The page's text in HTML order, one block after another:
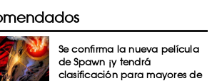
Se confirma la nueva película
de Spawn ¡y tendrá
clasificación para mayores de